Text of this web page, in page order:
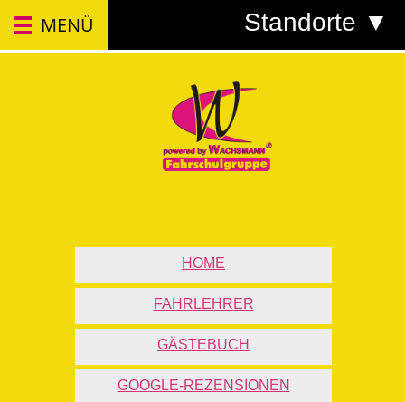
MENÜ Standorte ▼
HOME
FAHRLEHRER
GÄSTEBUCH
GOOGLE-REZENSIONEN